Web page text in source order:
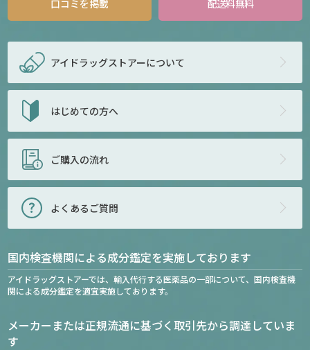
口コミを掲載
配送料無料
アイドラッグストアーについて
はじめての方へ
ご購入の流れ
よくあるご質問
国内検査機関による成分鑑定を実施しております
アイドラッグストアーでは、輸入代行する医薬品の一部について、国内検査機
関による成分鑑定を適宜実施しております。
メーカーまたは正規流通に基づく取引先から調達していま
す